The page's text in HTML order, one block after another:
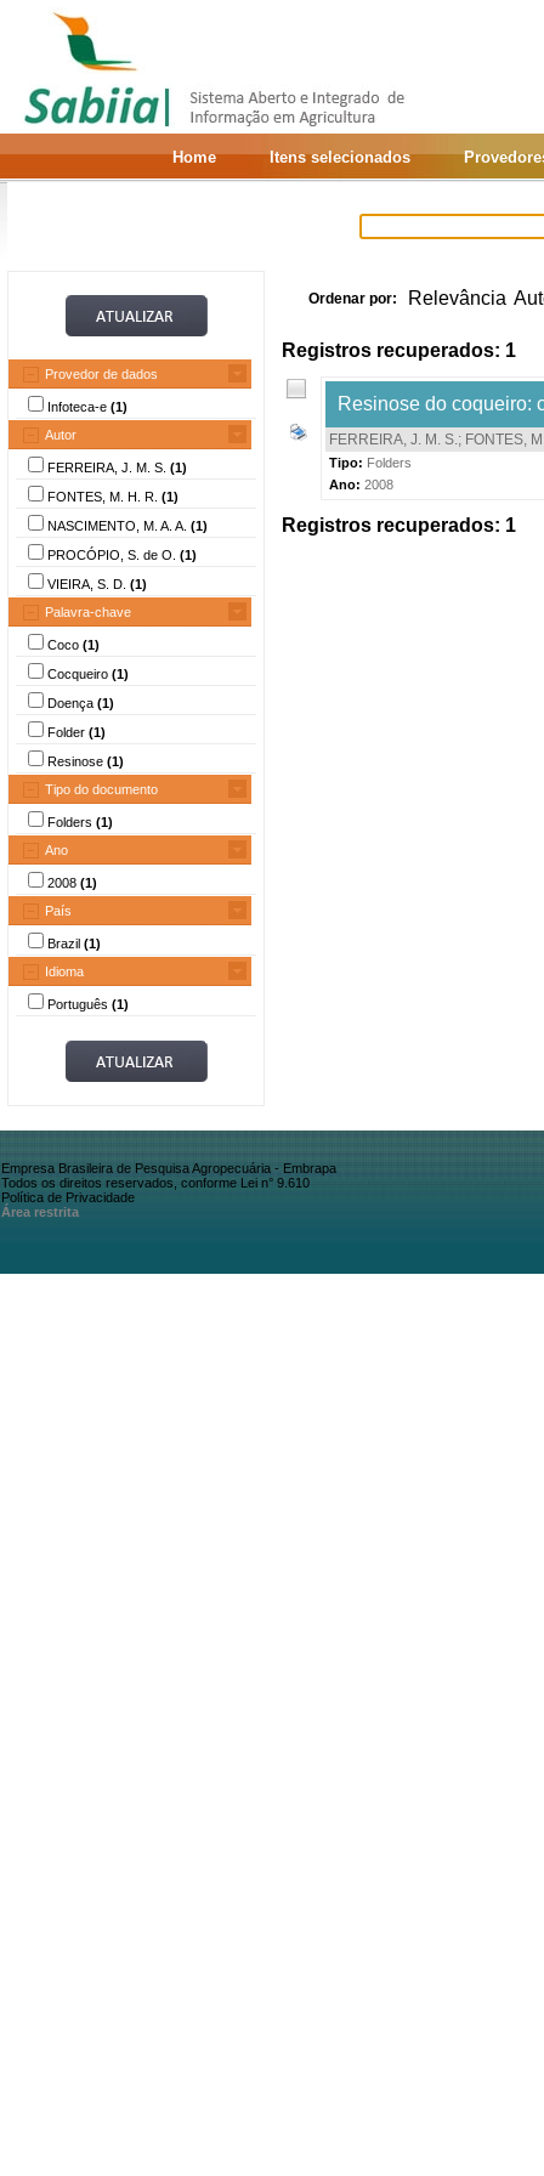
Home Itens selecionados
Provedor de dados
Infoteca-e (1)
Autor
FERREIRA, J. M. S. (1)
FONTES, M. H. R. (1)
NASCIMENTO, M. A. A. (1)
PROCÓPIO, S. de O. (1)
VIEIRA, S. D. (1)
Palavra-chave
Coco (1)
Cocqueiro (1)
Doença (1)
Folder (1)
Resinose (1)
Tipo do documento
Folders (1)
Ano
2008 (1)
País
Brazil (1)
Idioma
Português (1)
Ordenar por: Relevância
Registros recuperados: 1
Resinose do coqueiro:
FERREIRA, J. M. S.; FONTES,
Tipo: Folders
Ano: 2008
Registros recuperados: 1
Empresa Brasileira de Pesquisa Agropecuária - Embrapa
Todos os direitos reservados, conforme Lei n° 9.610
Política de Privacidade
Área restrita